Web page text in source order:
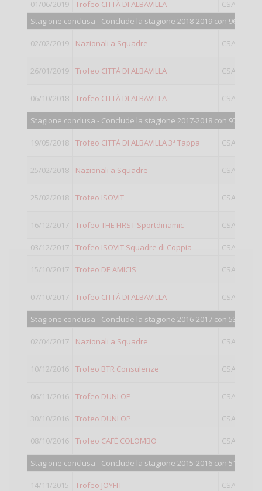
01/06/2019 Trofeo CITTÀ DI ALBAVILLA
CSAIN
Stagione conclusa - Conclude la stagione 2018-2019 con 965
02/02/2019 Nazionali a Squadre CSAIN
26/01/2019 Trofeo CITTÀ DI ALBAVILLA CSAIN
06/10/2018 Trofeo CITTÀ DI ALBAVILLA CSAIN
Stagione conclusa - Conclude la stagione 2017-2018 con 976 punti.
19/05/2018 Trofeo CITTÀ DI ALBAVILLA 3ª Tappa CSAIN
25/02/2018 Nazionali a Squadre CSAIN
25/02/2018 Trofeo ISOVIT CSAIN
16/12/2017 Trofeo THE FIRST Sportdinamic CSAIN
03/12/2017 Trofeo ISOVIT Squadre di Coppia CSAIN
15/10/2017 Trofeo DE AMICIS CSAIN
07/10/2017 Trofeo CITTÀ DI ALBAVILLA CSAIN
Stagione conclusa - Conclude la stagione 2016-2017 con 531 punti.
02/04/2017 Nazionali a Squadre CSAIN
10/12/2016 Trofeo BTR Consulenze CSAIN
06/11/2016 Trofeo DUNLOP CSAIN
30/10/2016 Trofeo DUNLOP CSAIN
08/10/2016 Trofeo CAFÈ COLOMBO CSAIN
Stagione conclusa - Conclude la stagione 2015-2016 con 515 punti.
14/11/2015 Trofeo JOYFIT CSAIN